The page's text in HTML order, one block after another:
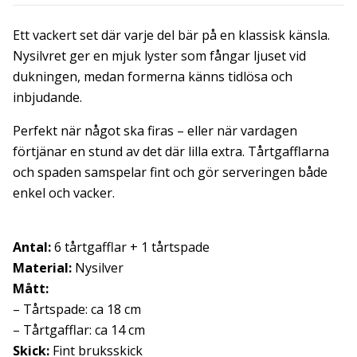
Ett vackert set där varje del bär på en klassisk känsla.
Nysilvret ger en mjuk lyster som fångar ljuset vid
dukningen, medan formerna känns tidlösa och
inbjudande.
Perfekt när något ska firas – eller när vardagen
förtjänar en stund av det där lilla extra. Tårtgafflarna
och spaden samspelar fint och gör serveringen både
enkel och vacker.
Antal:6 tårtgafflar + 1 tårtspade
Material: Nysilver
Mått:
– Tårtspade: ca 18 cm
– Tårtgafflar: ca 14 cm
Skick: Fint bruksskick